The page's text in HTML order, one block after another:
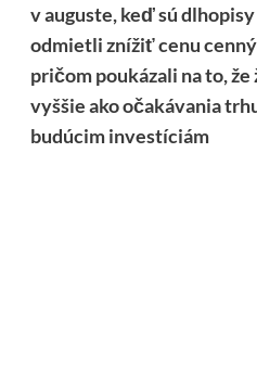
v auguste, keď sú
odmietli znížiť cenu
pričom poukázali na to,
vyššie ako očakávania
budúcim investíciám